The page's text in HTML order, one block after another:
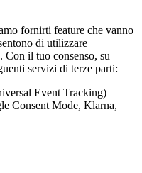
fornirti feature che vanno
di utilizzare
Con il tuo consenso, su
servizi di terze parti:
Event Tracking)
Consent Mode, Klarna,